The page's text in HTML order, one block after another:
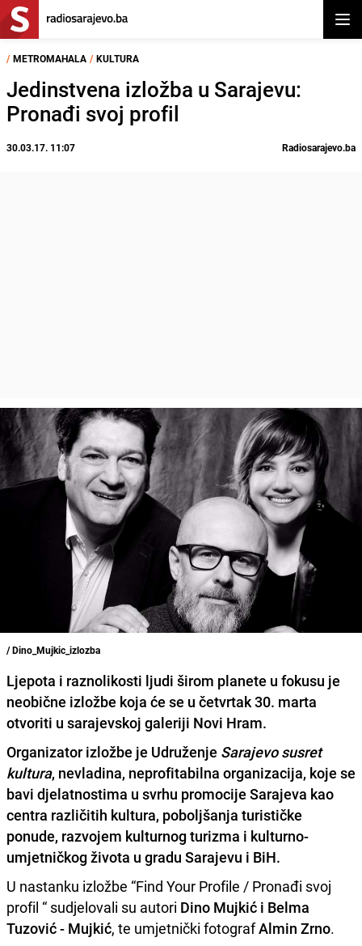
/ METROMAHALA / KULTURA
Jedinstvena izložba u Sarajevu:
Pronađi svoj profil
30.03.17. 11:07 Radiosarajevo.ba
/ Dino_Mujkic_izlozba
Ljepota i raznolikosti ljudi širom planete u fokusu je
neobične izložbe koja će se u četvrtak 30. marta
otvoriti u sarajevskoj galeriji Novi Hram.
Organizator izložbe je Udruženje Sarajevo susret
kultura, nevladina, neprofitabilna organizacija, koje se
bavi djelatnostima u svrhu promocije Sarajeva kao
centra različitih kultura, poboljšanja turističke
ponude, razvojem kulturnog turizma i kulturno-
umjetničkog života u gradu Sarajevu i BiH.
U nastanku izložbe “Find Your Profile / Pronađi svoj
profil “ sudjelovali su autori Dino Mujkić i Belma
Tuzović - Mujkić, te umjetnički fotografAlmin Zrno.